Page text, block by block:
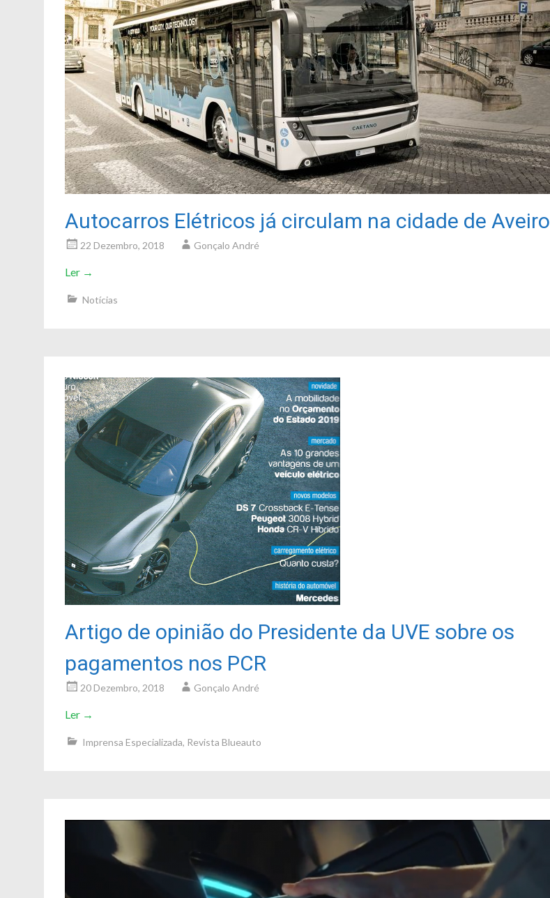
Autocarros Elétricos já circulam na cidade de Aveiro
22 Dezembro, 2018 Gonçalo André
Ler →
Notícias
Artigo de opinião do Presidente da UVE sobre os
pagamentos nos PCR
20 Dezembro, 2018 Gonçalo André
Ler →
Imprensa Especializada, Revista Blueauto